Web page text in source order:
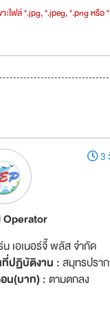
ะไฟล์ *.jpg, *.jpeg, *.png หรือ
3
Operator
น เอเนอร์จี้ พลัส จำกัด
ปฏิบัติงาน :สมุทรปรา
อน(บาท) :ตามตกลง